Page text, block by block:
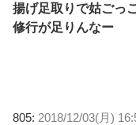
揚げ足取りで姑ごっ
修行が足りんなー
805: 2018/12/03(月)